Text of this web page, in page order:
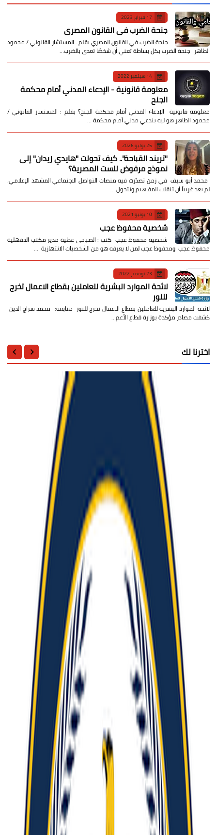
17 فبراير 2023
جنحة الضرب في القانون المصري
جنحة الضرب في القانون المصري بقلم : المستشار القانوني / محمود
الطاهر جنحة الضرب بكل بساطة تعني أن شخصًا تعدى بالضرب…
14 سبتمبر 2022
معلومة قانونية - الإدعاء المدني أمام محكمة
الجنح
معلومة قانونية الإدعاء المدني أمام محكمة الجنح؟ بقلم : المستشار القانوني /
محمود الطاهر هو ليه بندعي مدني أمام محكمة …
25 يوليو 2026
​"تريند القباحة".. كيف تحولت "هايدي زيدان" إلى
نموذج مرفوض للست المصرية؟
​ محمد أبو سيف ​في زمن تصدّرت فيه منصات التواصل الاجتماعي المشهد الإعلامي،
لم يعد غريباً أن تنقلب المفاهيم وتتحول …
10 يونيو 2021
شخصية محفوظ عجب
شخصية محفوظ عجب كتب : الصباحي عطية مدير مكتب الدقهلية
محفوظ عجب ومحفوظ عجب لمن لا يعرفه هو من الشخصيات الانتهازية ا…
23 نوفمبر 2022
لائحة الموارد البشرية للعاملين بقطاع الاعمال تخرج
للنور
لائحة الموارد البشرية للعاملين بقطاع الاعمال تخرج للنور متابعه:- محمد سراج الدين
كشفت مصادر مؤكدة بوزارة قطاع الأعم…
اخترنا لك